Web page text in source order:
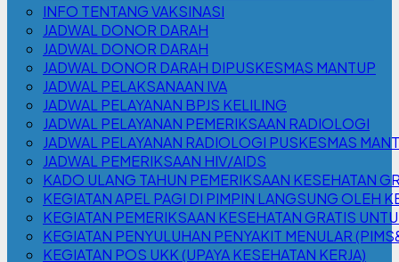
INFO TENTANG VAKSINASI
JADWAL DONOR DARAH
JADWAL DONOR DARAH
JADWAL DONOR DARAH DIPUSKESMAS MANTUP
JADWAL PELAKSANAAN IVA
JADWAL PELAYANAN BPJS KELILING
JADWAL PELAYANAN PEMERIKSAAN RADIOLOGI
JADWAL PELAYANAN RADIOLOGI PUSKESMAS
JADWAL PEMERIKSAAN HIV/AIDS
KADO ULANG TAHUN PEMERIKSAAN KESEHATAN
KEGIATAN APEL PAGI DI PIMPIN LANGSUNG OLEH
KEGIATAN PEMERIKSAAN KESEHATAN GRATIS
KEGIATAN PENYULUHAN PENYAKIT MENULAR
KEGIATAN POS UKK (UPAYA KESEHATAN KERJA)